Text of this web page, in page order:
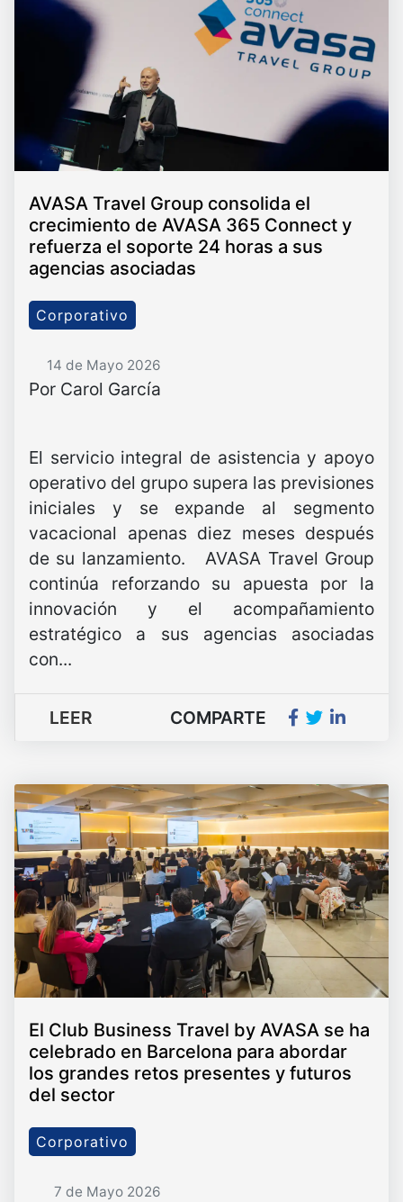
AVASA Travel Group consolida el
crecimiento de AVASA 365 Connect y
refuerza el soporte 24 horas a sus
agencias asociadas
Corporativo
14 de Mayo 2026
Por Carol García
El servicio integral de asistencia y apoyo
operativo del grupo supera las previsiones
iniciales y se expande al segmento
vacacional apenas diez meses después
de su lanzamiento. AVASA Travel Group
continúa reforzando su apuesta por la
innovación y el acompañamiento
estratégico a sus agencias asociadas
con...
LEER COMPARTE
El Club Business Travel by AVASA se ha
celebrado en Barcelona para abordar
los grandes retos presentes y futuros
del sector
Corporativo
7 de Mayo 2026